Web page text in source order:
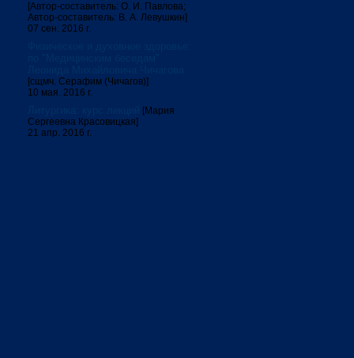
[Автор-составитель: О. И. Павлова;
Автор-составитель: В. А. Левушкин]
07 сен. 2016 г.
[сщмч. Серафим (Чичагов)]
10 мая. 2016 г.
[Мария
Сергеевна Красовицкая]
21 апр. 2016 г.